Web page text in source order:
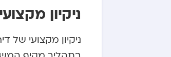
ניקיון
ניקיון מקצועי